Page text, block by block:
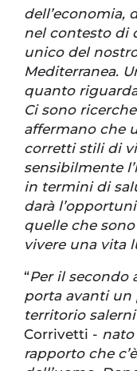
dell’economia,
nel contesto di
unico del
Mediterranea.
quanto
Ci sono
affermano che
corretti stili di
sensibilmente
in termini di
darà
quelle che
vivere una vita
“Per il secondo
porta avanti
territorio
Corrivetti -
rapporto che